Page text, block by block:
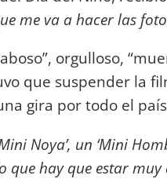
me va a hacer las
orgulloso,
que suspender la
gira por todo el
Noya’, un ‘Mini
que hay que estar